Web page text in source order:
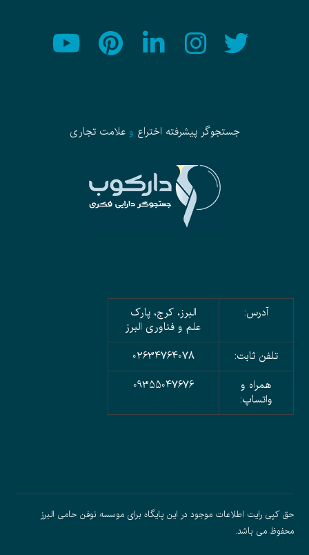
جستجوگر پیشرفته اختراع وعلامت تجاری
آدرس:
البرز، کرج، پارک
علم و فناوری البرز
تلفن ثابت:
02634764078
همراه و
واتساپ:
09355047676
حق کپی رایت اطلاعات موجود در این پایگاه برای موسسه نوفن حامی البرز
محفوظ می باشد.